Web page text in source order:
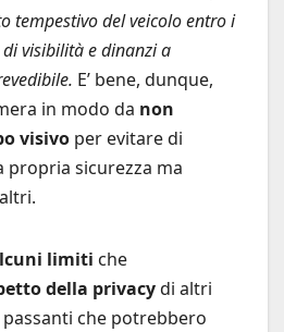
tempestivo del veicolo entro i
visibilità e dinanzi a
E’ bene, dunque,
in modo da non
visivo per evitare di
propria sicurezza ma
limiti che
della privacydi altri
che potrebbero